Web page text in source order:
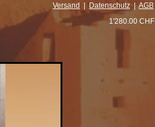
Versand
Datenschutz|AGB
1'280.00 CHF